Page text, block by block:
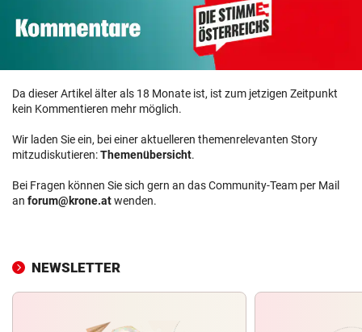
Da dieser Artikel älter als 18 Monate ist, ist zum jetzigen Zeitpunkt
kein Kommentieren mehr möglich.
Wir laden Sie ein, bei einer aktuelleren themenrelevanten Story
mitzudiskutieren:Themenübersicht.
Bei Fragen können Sie sich gern an das Community-Team per Mail
an forum@krone.atwenden.
NEWSLETTER